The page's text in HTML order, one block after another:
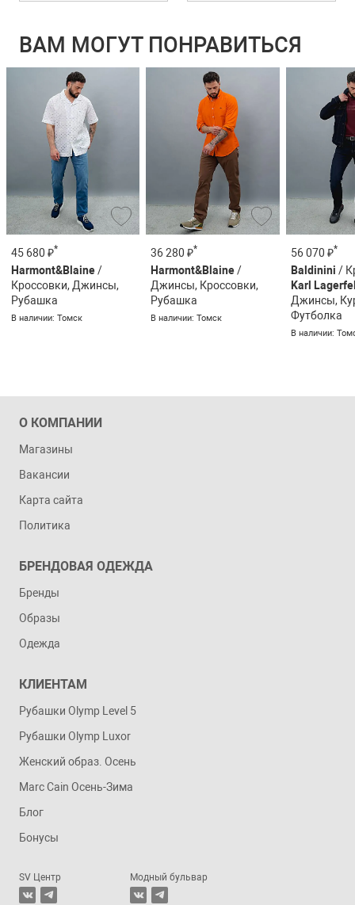
ВАМ МОГУТ ПОНРАВИТЬСЯ
45 680 ₽*
Harmont&Blaine/
Кроссовки, Джинсы,
Рубашка
В наличии: Томск
36 280 ₽*
Harmont&Blaine/
Джинсы, Кроссовки,
Рубашка
В наличии: Томск
56 070 ₽*
Baldinini /
Karl
Джинсы,
Футболка
В наличии:
О КОМПАНИИ
Магазины
Вакансии
Карта сайта
Политика
БРЕНДОВАЯ ОДЕЖДА
Бренды
Образы
Одежда
КЛИЕНТАМ
Рубашки Olymp Level 5
Рубашки Olymp Luxor
Женский образ. Осень
Marc Cain Осень-Зима
Блог
Бонусы
SV Центр Модный бульвар